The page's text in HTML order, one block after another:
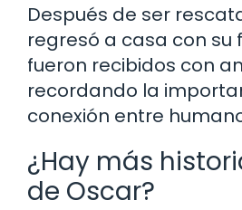
Después de ser
regresó a casa con su
fueron recibidos con
recordando la
conexión entre
¿Hay más
de Oscar?